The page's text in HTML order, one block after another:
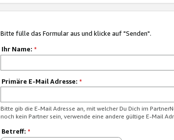
Bitte fülle das Formular aus und klicke auf "Senden".
Ihr Name: *
Primäre E-Mail Adresse: *
Bitte gib die E-Mail Adresse an, mit welcher Du Dich im
noch kein Partner sein, verwende eine andere gültige E-Mail
Betreff: *